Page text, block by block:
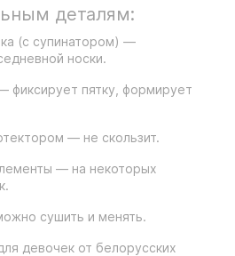
деталям:
(с супинатором) —
носки.
фиксирует пятку, формирует
— не скользит.
— на некоторых
сушить и менять.
девочек от белорусских